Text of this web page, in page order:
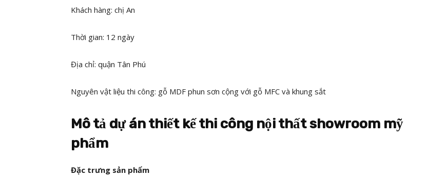
Khách hàng: chị An
Thời gian: 12 ngày
Địa chỉ: quận Tân Phú
Nguyên vật liệu thi công: gỗ MDF phun sơn cộng với gỗ MFC và khung sắt
Mô tả dự án thiết kế thi công nội thất showroom mỹ
phẩm
Đặc trưng sản phẩm